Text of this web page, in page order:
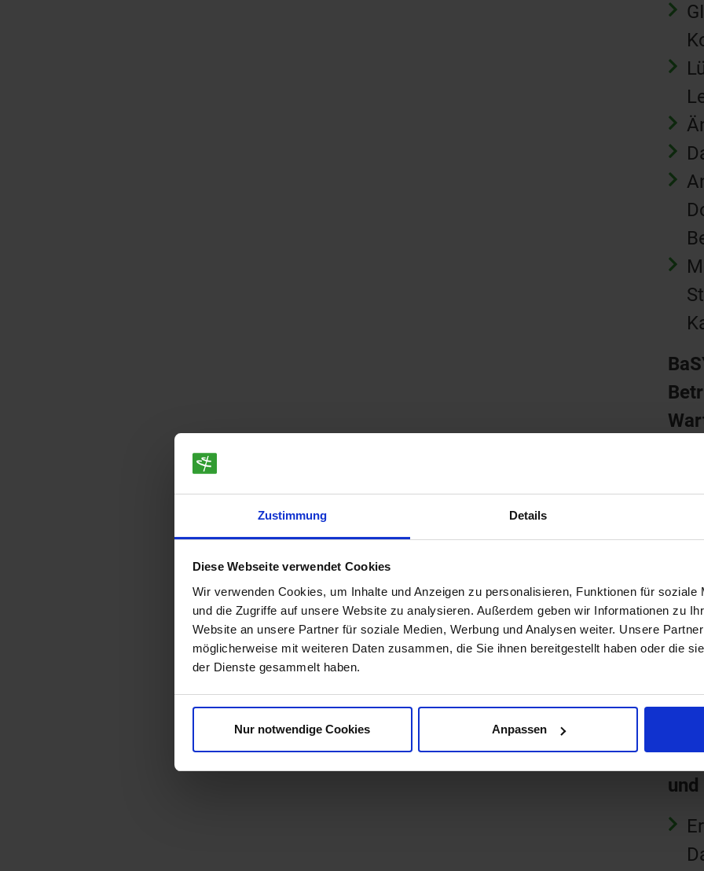
Zustimmung Details
Diese Webseite verwendet Cookies
Wir verwenden Cookies, um Inhalte und Anzeigen zu personalisieren, Funktionen für soziale
und die Zugriffe auf unsere Website zu analysieren. Außerdem geben wir Informationen zu
Website an unsere Partner für soziale Medien, Werbung und Analysen weiter. Unsere
möglicherweise mit weiteren Daten zusammen, die Sie ihnen bereitgestellt haben oder die
der Dienste gesammelt haben.
Nur notwendige Cookies Anpassen